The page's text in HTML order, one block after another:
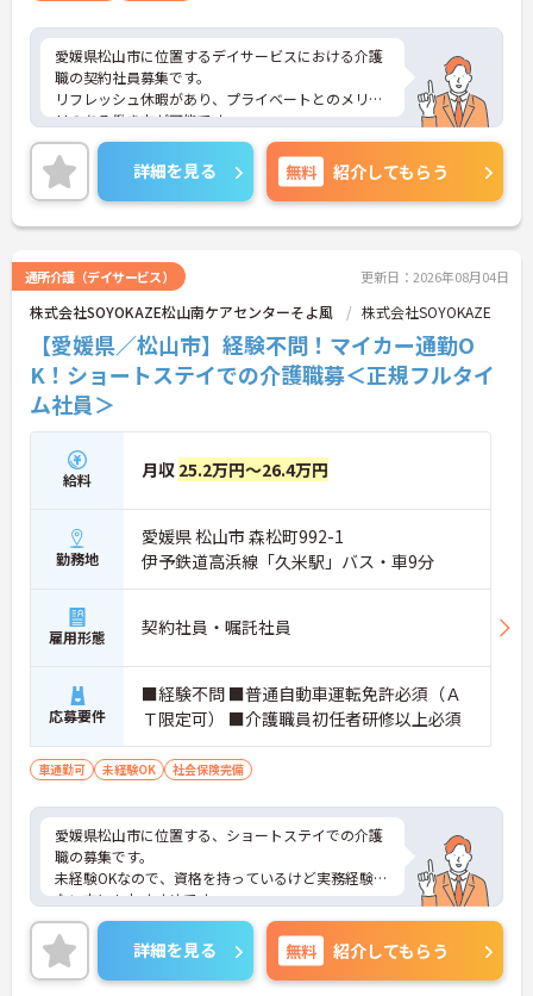
愛媛県松山市に位置するデイサービスにおける介護
職の契約社員募集です。
リフレッシュ休暇があり、プライベートとのメリハ
リのある働き方が可能です。
また研修制度や正社員登用制度もあり働きながらス
キルアップが目指せる環境です。
ご興味のある方には、面接対策ポイントなど、さら
に詳細をご案内しますのでお気軽にご相談くださ
い！
詳細を見る 無料 紹介してもらう
通所介護（デイサービス） 更新日：2026年08月04日
株式会社SOYOKAZE松山南ケアセンターそよ風 株式会社SOYOKAZE
【愛媛県／松山市】経験不問！マイカー通勤O
K！ショートステイでの介護職募＜正規フルタイ
ム社員＞
給料 月収 25.2万円～26.4万円
勤務地
愛媛県 松山市 森松町992-1
伊予鉄道高浜線「久米駅」バス・車9分
雇用形態 契約社員・嘱託社員
応募要件
■経験不問 ■普通自動車運転免許必須（Ａ
Ｔ限定可） ■介護職員初任者研修以上必須
車通勤可 未経験OK 社会保険完備
愛媛県松山市に位置する、ショートステイでの介護
職の募集です。
未経験OKなので、資格を持っているけど実務経験が
ない方にもおすすめです。
無料駐車場ありで、マイカー通勤がらくらくできま
す。
ご興味のある方は、面接ポイントをお伝えしますの
でお気軽にご連絡ください。
詳細を見る 無料 紹介してもらう